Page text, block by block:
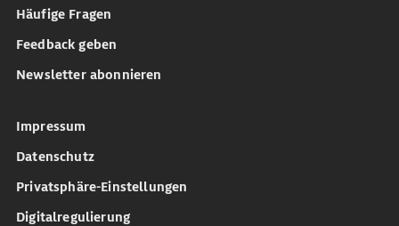
Häufige Fragen
Feedback geben
Newsletter abonnieren
Impressum
Datenschutz
Privatsphäre-Einstellungen
Digitalregulierung